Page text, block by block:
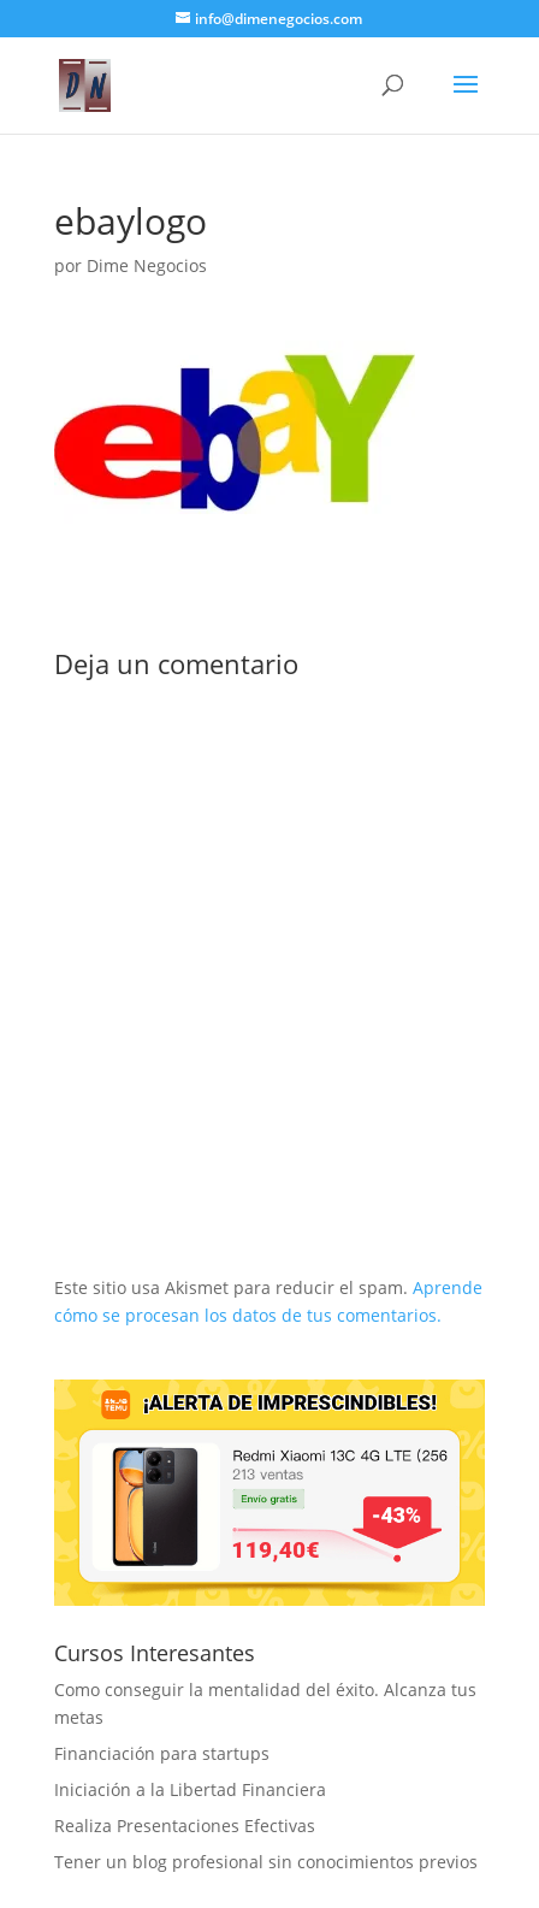
info@dimenegocios.com
ebaylogo
por Dime Negocios
Deja un comentario
Este sitio usa Akismet para reducir el spam. Aprende
cómo se procesan los datos de tus comentarios.
Cursos Interesantes
Como conseguir la mentalidad del éxito. Alcanza tus
metas
Financiación para startups
Iniciación a la Libertad Financiera
Realiza Presentaciones Efectivas
Tener un blog profesional sin conocimientos previos